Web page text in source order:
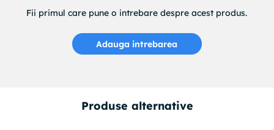
Fii primul care pune o intrebare despre acest produs.
Adauga intrebarea
Produse alternative